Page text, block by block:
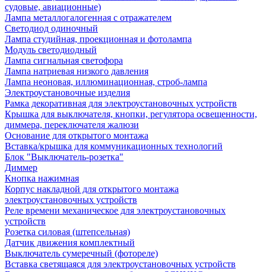
судовые, авиационные)
Лампа металлогалогенная с отражателем
Светодиод одиночный
Лампа студийная, проекционная и фотолампа
Модуль светодиодный
Лампа сигнальная светофора
Лампа натриевая низкого давления
Лампа неоновая, иллюминационная, строб-лампа
Электроустановочные изделия
Рамка декоративная для электроустановочных устройств
Крышка для выключателя, кнопки, регулятора освещенности,
диммера, переключателя жалюзи
Основание для открытого монтажа
Вставка/крышка для коммуникационных технологий
Блок "Выключатель-розетка"
Диммер
Кнопка нажимная
Корпус накладной для открытого монтажа
электроустановочных устройств
Реле времени механическое для электроустановочных
устройств
Розетка силовая (штепсельная)
Датчик движения комплектный
Выключатель сумеречный (фотореле)
Вставка светящаяся для электроустановочных устройств